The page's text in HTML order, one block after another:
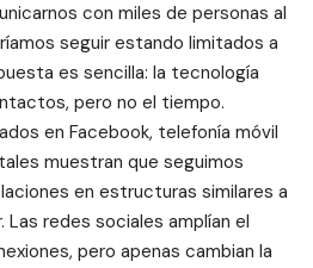
con miles de personas al
seguir estando limitados a
es sencilla: la tecnología
pero no el tiempo.
en Facebook, telefonía móvil
muestran que seguimos
en estructuras similares a
Las redes sociales amplían el
pero apenas cambian la